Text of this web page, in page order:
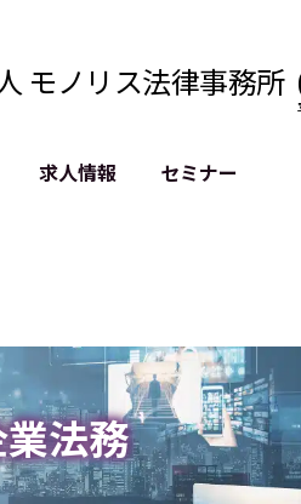
モノリス法律事務所
GDPR対応支援
求人情報 セミナー
法務